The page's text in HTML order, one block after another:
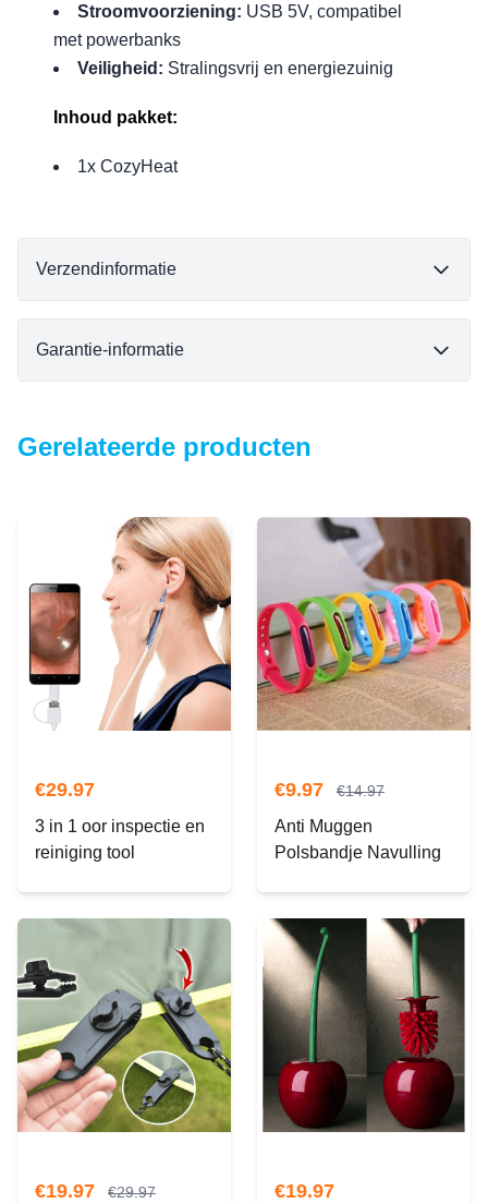
Stroomvoorziening: USB 5V, compatibel
met powerbanks
Veiligheid: Stralingsvrij en energiezuinig
Inhoud pakket:
1x CozyHeat
Verzendinformatie
Garantie-informatie
Gerelateerde producten
€29.97
3 in 1 oor inspectie en
reiniging tool
€9.97 €14.97
Anti Muggen
Polsbandje Navulling
€19.97 €29.97 €19.97